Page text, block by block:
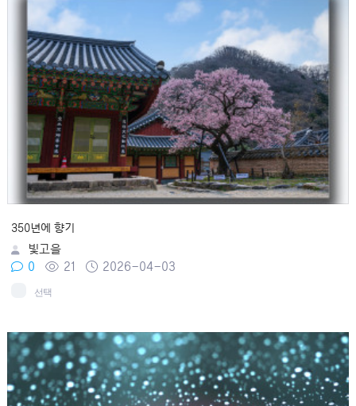
350년에 향기
빛고을
0
21 2026-04-03
선택